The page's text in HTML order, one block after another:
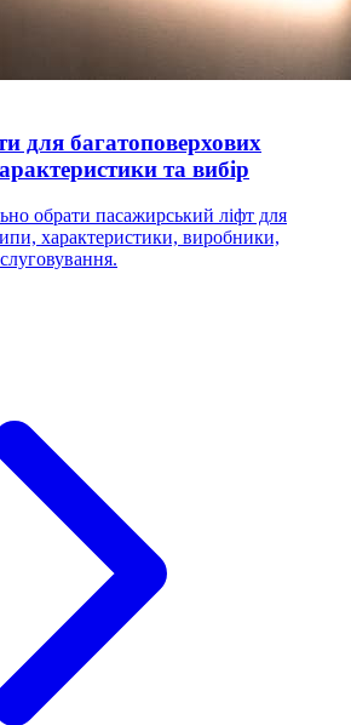
для багатоповерхових
та вибір
обрати пасажирський ліфт для
характеристики, виробники,